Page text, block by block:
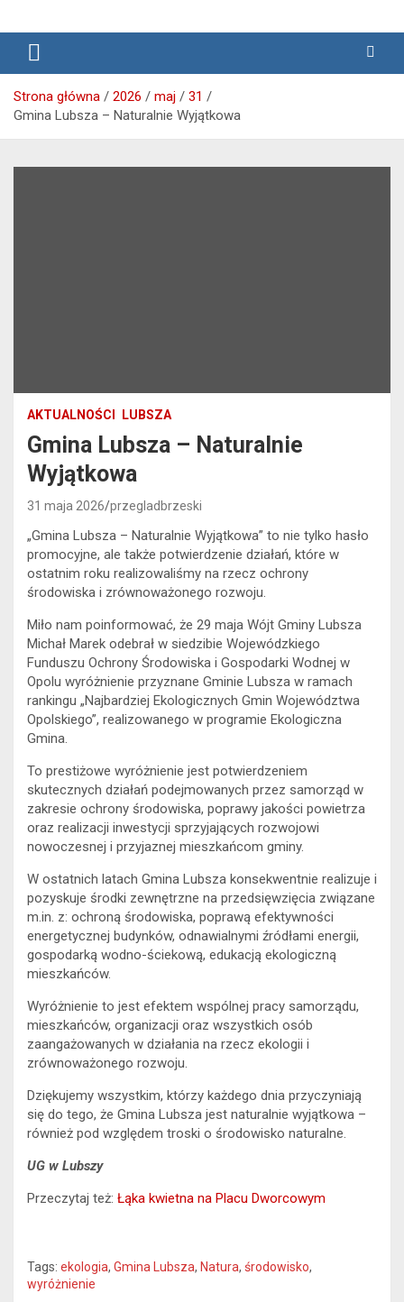
Przegląd Brzeski – wiadomości
Brzeg
Brzeg24
Strona główna 2026 maj
31
Gmina Lubsza – Naturalnie Wyjątkowa
AKTUALNOŚCI LUBSZA
Gmina Lubsza – Naturalnie
Wyjątkowa
31 maja 2026 przegladbrzeski
„Gmina Lubsza – Naturalnie Wyjątkowa” to nie tylko hasło
promocyjne, ale także potwierdzenie działań, które w
ostatnim roku realizowaliśmy na rzecz ochrony
środowiska i zrównoważonego rozwoju.
Miło nam poinformować, że 29 maja Wójt Gminy Lubsza
Michał Marek odebrał w siedzibie Wojewódzkiego
Funduszu Ochrony Środowiska i Gospodarki Wodnej w
Opolu wyróżnienie przyznane Gminie Lubsza w ramach
rankingu „Najbardziej Ekologicznych Gmin Województwa
Opolskiego”, realizowanego w programie Ekologiczna
Gmina.
To prestiżowe wyróżnienie jest potwierdzeniem
skutecznych działań podejmowanych przez samorząd w
zakresie ochrony środowiska, poprawy jakości powietrza
oraz realizacji inwestycji sprzyjających rozwojowi
nowoczesnej i przyjaznej mieszkańcom gminy.
W ostatnich latach Gmina Lubsza konsekwentnie realizuje i
pozyskuje środki zewnętrzne na przedsięwzięcia związane
m.in. z: ochroną środowiska, poprawą efektywności
energetycznej budynków, odnawialnymi źródłami energii,
gospodarką wodno-ściekową, edukacją ekologiczną
mieszkańców.
Wyróżnienie to jest efektem wspólnej pracy samorządu,
mieszkańców, organizacji oraz wszystkich osób
zaangażowanych w działania na rzecz ekologii i
zrównoważonego rozwoju.
Dziękujemy wszystkim, którzy każdego dnia przyczyniają
się do tego, że Gmina Lubsza jest naturalnie wyjątkowa –
również pod względem troski o środowisko naturalne.
UG w Lubszy
Przeczytaj też: Łąka kwietna na Placu Dworcowym
Tags: ekologia, Gmina Lubsza, Natura, środowisko,
wyróżnienie